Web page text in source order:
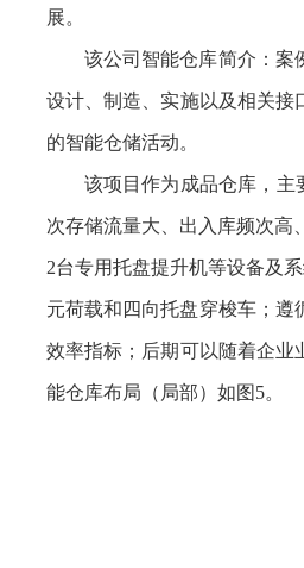
展。
该公司智能仓库简介：案
设计、制造、实施以及相关
的智能仓储活动。
该项目作为成品仓库，主
次存储流量大、出入库频次高
2台专用托盘提升机等设备及
元荷载和四向托盘穿梭车；遵
效率指标；后期可以随着企
能仓库布局（局部）如图5。